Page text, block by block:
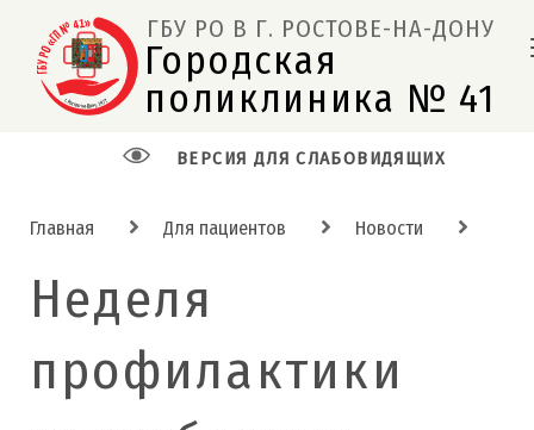
ГБУ РО В Г. РОСТОВЕ-НА-ДОНУ
Городская
поликлиника № 41
ВЕРСИЯ ДЛЯ СЛАБОВИДЯЩИХ
Главная Для пациентов Новости
Неделя
профилактики